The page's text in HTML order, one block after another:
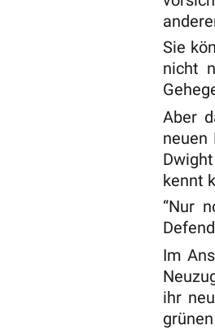
Sie
nicht
Aber
neuen
kennt
“Nur
Im
ihr